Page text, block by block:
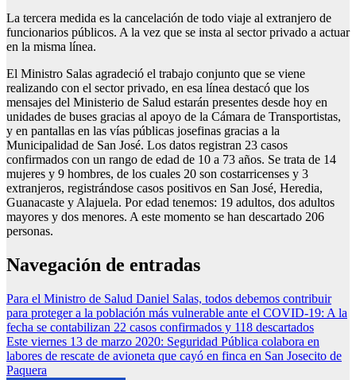
La tercera medida es la cancelación de todo viaje al extranjero de
funcionarios públicos. A la vez que se insta al sector privado a actuar
en la misma línea.
El Ministro Salas agradeció el trabajo conjunto que se viene
realizando con el sector privado, en esa línea destacó que los
mensajes del Ministerio de Salud estarán presentes desde hoy en
unidades de buses gracias al apoyo de la Cámara de Transportistas,
y en pantallas en las vías públicas josefinas gracias a la
Municipalidad de San José. Los datos registran 23 casos
confirmados con un rango de edad de 10 a 73 años. Se trata de 14
mujeres y 9 hombres, de los cuales 20 son costarricenses y 3
extranjeros, registrándose casos positivos en San José, Heredia,
Guanacaste y Alajuela. Por edad tenemos: 19 adultos, dos adultos
mayores y dos menores. A este momento se han descartado 206
personas.
Navegación de entradas
Para el Ministro de Salud Daniel Salas, todos debemos contribuir
para proteger a la población más vulnerable ante el COVID-19: A la
fecha se contabilizan 22 casos confirmados y 118 descartados
Este viernes 13 de marzo 2020: Seguridad Pública colabora en
labores de rescate de avioneta que cayó en finca en San Josecito de
Paquera